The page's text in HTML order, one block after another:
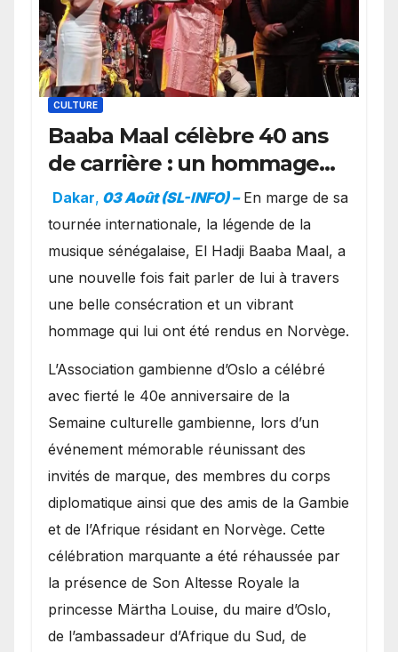
CULTURE
Baaba Maal célèbre 40 ans
de carrière : un hommage
exceptionnel à Oslo en
présence de la famille
royale.
Dakar, 03 Août (SL-INFO) – ​En marge de sa
tournée internationale, la légende de la
musique sénégalaise, El Hadji Baaba Maal, a
une nouvelle fois fait parler de lui à travers
une belle consécration et un vibrant
hommage qui lui ont été rendus en Norvège.
​L’Association gambienne d’Oslo a célébré
avec fierté le 40e anniversaire de la
Semaine culturelle gambienne, lors d’un
événement mémorable réunissant des
invités de marque, des membres du corps
diplomatique ainsi que des amis de la Gambie
et de l’Afrique résidant en Norvège. Cette
célébration marquante a été réhaussée par
la présence de Son Altesse Royale la
princesse Märtha Louise, du maire d’Oslo,
de l’ambassadeur d’Afrique du Sud, de